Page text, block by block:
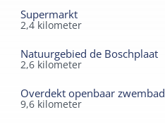
Supermarkt
2,4 kilometer
Natuurgebied de Boschplaat
2,6 kilometer
Overdekt openbaar zwembad
9,6 kilometer